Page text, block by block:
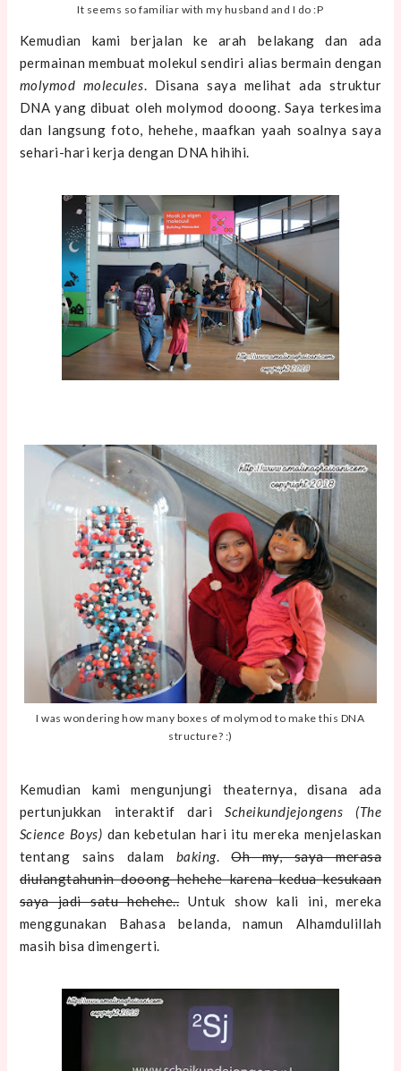
It seems so familiar with my husband and I do :P
Kemudian kami berjalan ke arah belakang dan ada
permainan membuat molekul sendiri alias bermain dengan
molymod molecules. Disana saya melihat ada struktur
DNA yang dibuat oleh molymod dooong. Saya terkesima
dan langsung foto, hehehe, maafkan yaah soalnya saya
sehari-hari kerja dengan DNA hihihi.
I was wondering how many boxes of molymod to make this DNA
structure? :)
Kemudian kami mengunjungi theaternya, disana ada
pertunjukkan interaktif dariScheikundjejongens (The
Science Boys) dan kebetulan hari itu mereka menjelaskan
tentang sains dalam baking.Oh my, saya merasa
diulangtahunin dooong hehehe karena kedua kesukaan
saya jadi satu hehehe..Untuk show kali ini, mereka
menggunakan Bahasa belanda, namun Alhamdulillah
masih bisa dimengerti.